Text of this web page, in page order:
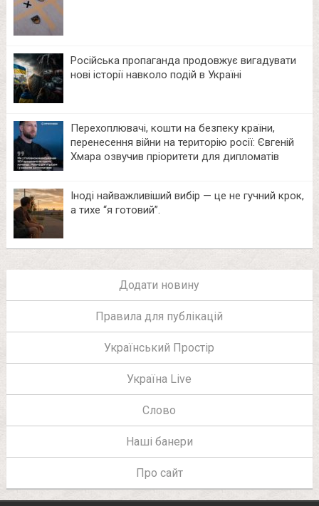
Російська пропаганда продовжує вигадувати
нові історії навколо подій в Україні
Перехоплювачі, кошти на безпеку країни,
перенесення війни на територію росії: Євгеній
Хмара озвучив пріоритети для дипломатів
Іноді найважливіший вибір — це не гучний крок,
а тихе “я готовий”.
Додати новину
Правила для публікацій
Український Простір
Україна Live
Слово
Наші банери
Про сайт